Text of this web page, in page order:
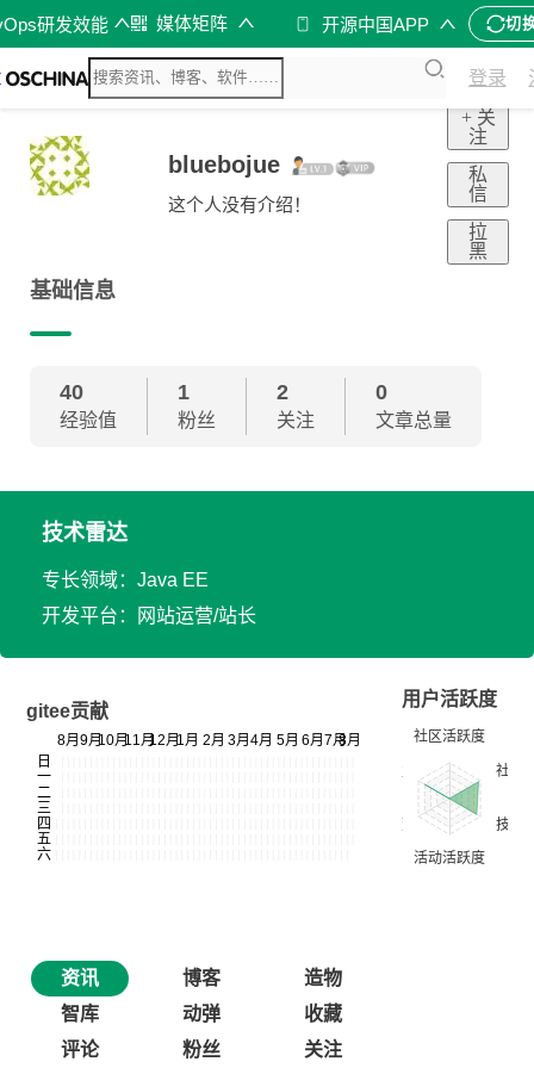
研发效能 媒体矩阵 开源中国APP 切
登录
bluebojue
这个人没有介绍！
+ 关
注
私
信
拉
黑
基础信息
40
经验值
1
粉丝
2
关注
0
文章总量
技术雷达
专长领域：Java EE
开发平台：网站运营/站长
gitee贡献
用户活跃度
资讯 博客
造物
智库
动弹
收藏
评论
粉丝 关注